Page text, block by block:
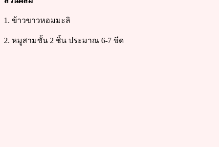
1. ข้าวขาวหอมมะลิ
2. หมูสามชั้น 2 ชิ้น ประมาณ 6-7 ขีด